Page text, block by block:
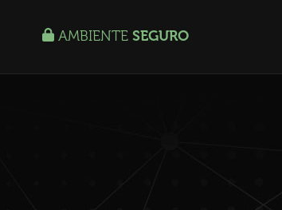
AMBIENTE SEGURO